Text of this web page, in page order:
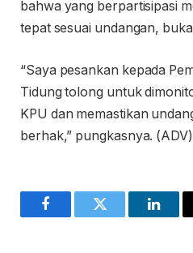
bahwa yang berpartisipasi
tepat sesuai undangan,
“Saya pesankan kepada
Tidung tolong untuk
KPU dan memastikan
berhak,” pungkasnya. (ADV)
FacebookTwitter